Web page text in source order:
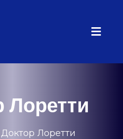
Лоретти
Доктор Лоретти